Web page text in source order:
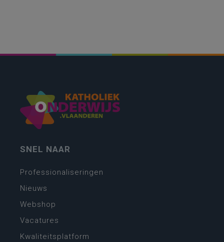
SNEL NAAR
Professionaliseringen
Nieuws
Webshop
Vacatures
Kwaliteitsplatform